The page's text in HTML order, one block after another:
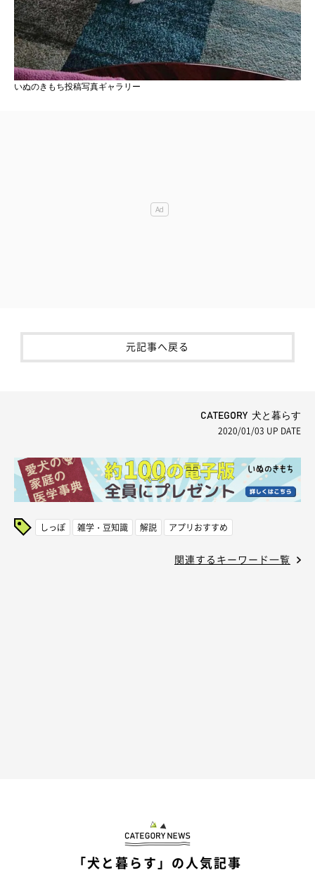
いぬのきもち投稿写真ギャラリー
元記事へ戻る
CATEGORY 犬と暮らす
2020/01/03 UP DATE
しっぽ 雑学・豆知識 解説 アプリおすすめ
関連するキーワード一覧
「犬と暮らす」の人気記事